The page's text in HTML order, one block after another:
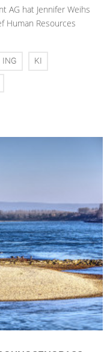
AG hat Jennifer Weihs
Human Resources
ING KI